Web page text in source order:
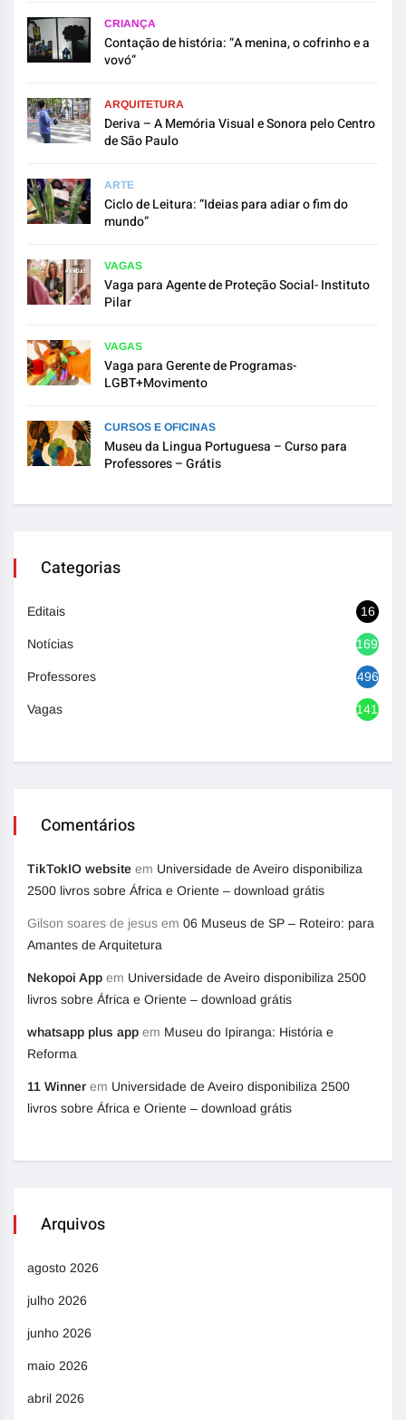
CRIANÇA
Contação de história: “A menina, o cofrinho e a
vovó”
ARQUITETURA
Deriva – A Memória Visual e Sonora pelo Centro
de São Paulo
ARTE
Ciclo de Leitura: “Ideias para adiar o fim do
mundo”
VAGAS
Vaga para Agente de Proteção Social- Instituto
Pilar
VAGAS
Vaga para Gerente de Programas-
LGBT+Movimento
CURSOS E OFICINAS
Museu da Lingua Portuguesa – Curso para
Professores – Grátis
Categorias
Editais 16
Notícias 1692
Professores 496
Vagas 1416
Comentários
TikTokIO website em Universidade de Aveiro disponibiliza
2500 livros sobre África e Oriente – download grátis
Gilson soares de jesus em 06 Museus de SP – Roteiro: para
Amantes de Arquitetura
Nekopoi App em Universidade de Aveiro disponibiliza 2500
livros sobre África e Oriente – download grátis
whatsapp plus app em Museu do Ipiranga: História e
Reforma
11 Winner em Universidade de Aveiro disponibiliza 2500
livros sobre África e Oriente – download grátis
Arquivos
agosto 2026
julho 2026
junho 2026
maio 2026
abril 2026